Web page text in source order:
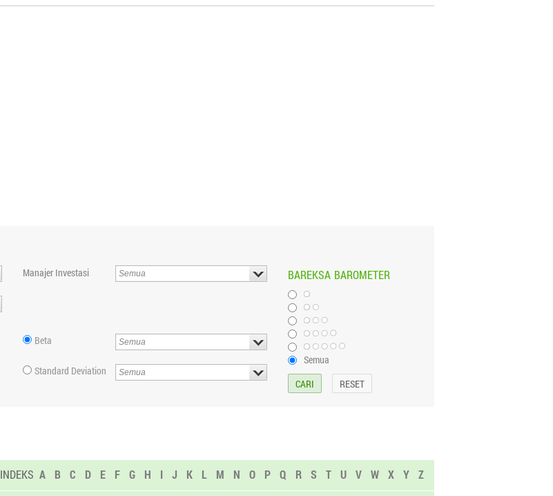
Manajer Investasi
Beta
Standard Deviation
BAREKSA BAROMETER
Semua
INDEKS A B C D E F G H I J K L M N O P Q R S T U V W X Y Z